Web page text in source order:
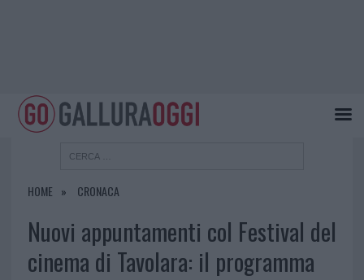
HOME CRONACA
Nuovi appuntamenti col Festival del
cinema di Tavolara: il programma